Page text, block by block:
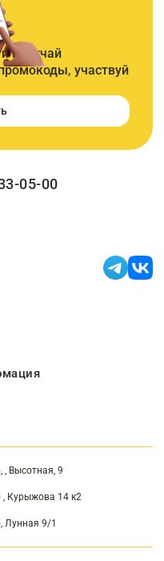
получай
участвуй
05-00
Высотная, 9
, Курыжова 14 к2
Лунная 9/1